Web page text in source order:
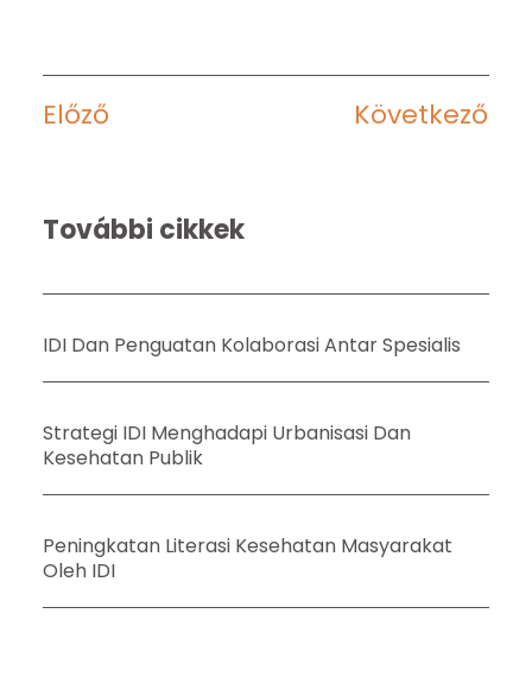
Előző Következő
További cikkek
IDI Dan Penguatan Kolaborasi Antar Spesialis
Strategi IDI Menghadapi Urbanisasi Dan
Kesehatan Publik
Peningkatan Literasi Kesehatan Masyarakat
Oleh IDI